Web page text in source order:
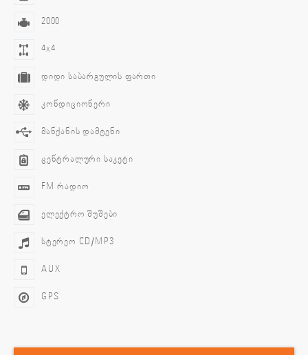
2000
4x4
დიდი საბარგულის ფართი
კონდიციონერი
მანქანის დამტენი
ცენტრალური საკეტი
FM რადიო
ელექტრო შუშები
სტერეო CD/MP3
AUX
GPS